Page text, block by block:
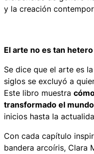
y la creación
El arte no es tan
Se dice que el arte es
siglos se excluyó a
Este libro muestra
transformado el
inicios hasta la
Con cada capítulo
bandera arcoíris, Clara